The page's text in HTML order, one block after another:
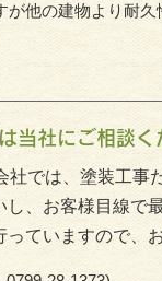
他の建物より耐
当社にご相談く
社では、塗装工事
、お客様目線で
ていますので、